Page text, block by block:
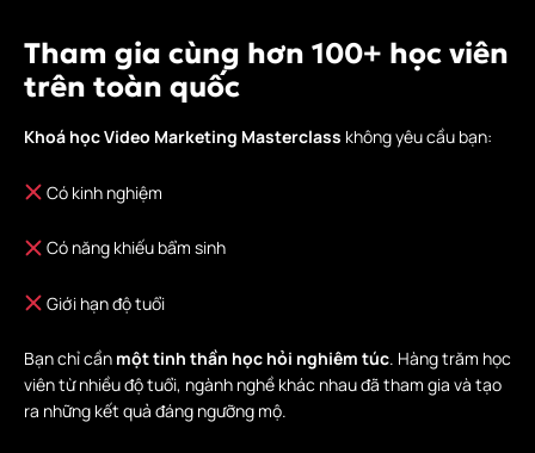
Tham gia cùng hơn 100+ học viên
trên toàn quốc
Khoá học Video Marketing Masterclass không yêu cầu bạn:
Có kinh nghiệm
Có năng khiếu bẩm sinh
Giới hạn độ tuổi
Bạn chỉ cần một tinh thần học hỏi nghiêm túc. Hàng trăm học
viên từ nhiều độ tuổi, ngành nghề khác nhau đã tham gia và tạo
ra những kết quả đáng ngưỡng mộ.